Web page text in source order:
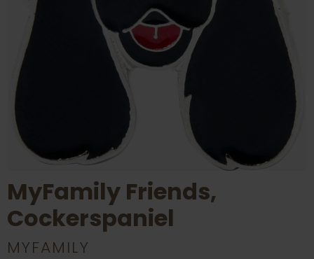
MyFamily Friends,
Cockerspaniel
MYFAMILY